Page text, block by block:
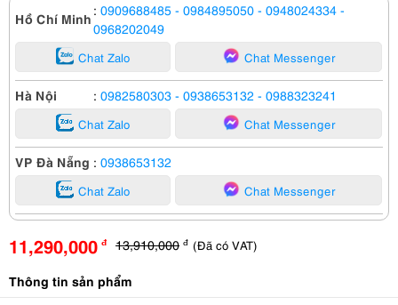
Hồ Chí Minh : 0909688485 - 0984895050 - 0948024334 -
0968202049
Chat Zalo Chat Messenger
Hà Nội : 0982580303 - 0938653132 - 0988323241
Chat Zalo Chat Messenger
VP Đà Nẵng : 0938653132
Chat Zalo Chat Messenger
11,290,000 đ 13,910,000 đ (Đã có VAT)
Thông tin sản phẩm